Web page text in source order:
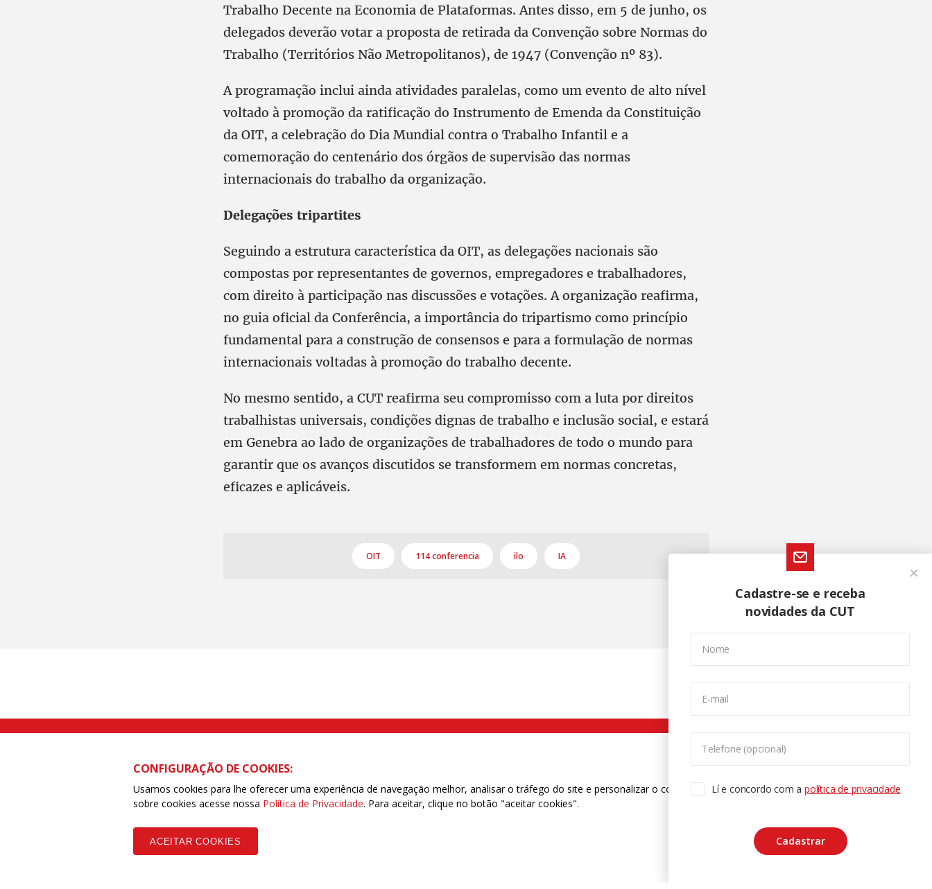
Trabalho Decente na Economia de Plataformas. Antes disso, em 5 de junho, os
delegados deverão votar a proposta de retirada da Convenção sobre Normas do
Trabalho (Territórios Não Metropolitanos), de 1947 (Convenção nº 83).
A programação inclui ainda atividades paralelas, como um evento de alto nível
voltado à promoção da ratificação do Instrumento de Emenda da Constituição
da OIT, a celebração do Dia Mundial contra o Trabalho Infantil e a
comemoração do centenário dos órgãos de supervisão das normas
internacionais do trabalho da organização.
Delegações tripartites
Seguindo a estrutura característica da OIT, as delegações nacionais são
compostas por representantes de governos, empregadores e trabalhadores,
com direito à participação nas discussões e votações. A organização reafirma,
no guia oficial da Conferência, a importância do tripartismo como princípio
fundamental para a construção de consensos e para a formulação de normas
internacionais voltadas à promoção do trabalho decente.
No mesmo sentido, a CUT reafirma seu compromisso com a luta por direitos
trabalhistas universais, condições dignas de trabalho e inclusão social, e estará
em Genebra ao lado de organizações de trabalhadores de todo o mundo para
garantir que os avanços discutidos se transformem em normas concretas,
eficazes e aplicáveis.
OIT 114 conferencia ilo IA
Cadastre-se e receba
novidades da CUT
Nome
E-mail
Telefone (opcional)
Lí e concordo com apolítica de privacidade
Cadastrar
Rua Caetano Pinto nº 575 CEP 03041-000 Brás, São Paulo/SP | Telefone (11) 2108 9200 - Fax (11) 2108 9310
Copyleft CUT Central Única dos Trabalhadores 3.960 - Entidades Filiadas | 7.933.029 - Trabalhadores(as) Associados | 25.831.443 - Trabalhadores(as) na Base
CONFIGURAÇÃO DE COOKIES:
Usamos cookies para lhe oferecer uma experiência de navegação melhor, analisar o tráfego do site e personalizar o conteúdo. Para saber mais
sobre cookies acesse nossa Política de Privacidade. Para aceitar, clique no botão "aceitar cookies".
ACEITAR COOKIES